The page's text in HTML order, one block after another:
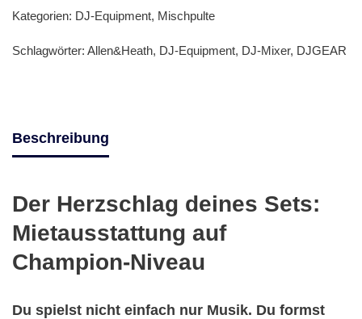
Kategorien: DJ-Equipment, Mischpulte
Schlagwörter: Allen&Heath, DJ-Equipment, DJ-Mixer, DJGEAR
Beschreibung
Der Herzschlag deines Sets:
Mietausstattung auf
Champion-Niveau
Du spielst nicht einfach nur Musik. Du formst